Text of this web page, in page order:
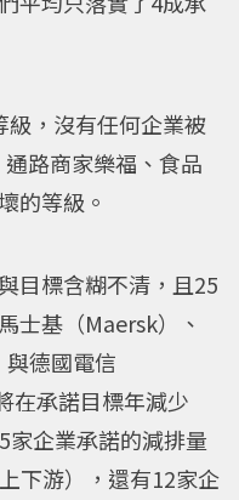
，沒有任何企業被
路商家樂福、食品
的等級。
目標含糊不清，且25
士基（Maersk）、
德國電信
在承諾目標年減少
家企業承諾的減排量
下游），還有12家企